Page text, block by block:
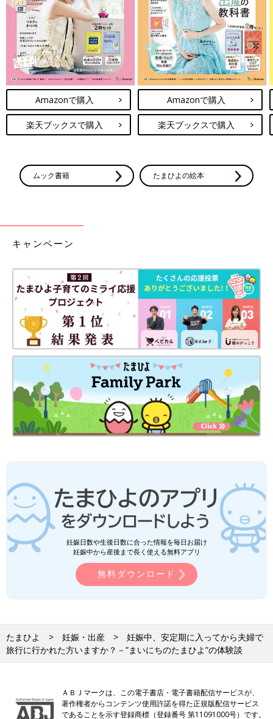
＼月間投稿数80万件以上／ 同じ出産予定月の妊婦さん同士で情
報交換できる同期ルームと、先輩ママの知恵を借りられる「グッ
ズ」や「お金」「出産レポート」などのカテゴリルームの２種類
をご用意♪
無料公式アプリをダウンロード ＞
※上記の投稿は、アプリ「まいにちのたまひよ」ルームに投稿されたものから引用
しており、アイコン画像やユーザ名など一部編集しています。
Amazonで購入
楽天ブックスで購入
Amazonで購入
楽天ブックスで購入
ムック書籍 たまひよの絵本
キャンペーン
妊娠日数や生後日数に合った情報を毎日お届け
妊娠中から産後まで長く使える無料アプリ
無料ダウンロード
たまひよ 妊娠・出産
妊娠中、安定期に入ってから夫婦で
旅行に行かれた方いますか？－”まいにちのたまひよ”の体験談
ＡＢＪマークは、この電子書店・電子書籍配信サービスが、
著作権者からコンテンツ使用許諾を得た正規版配信サービス
であることを示す登録商標（登録番号 第11091000号）です。